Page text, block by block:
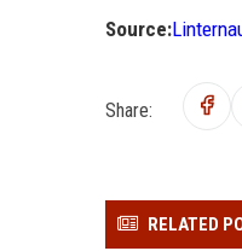
Source:
Share:
RELATED